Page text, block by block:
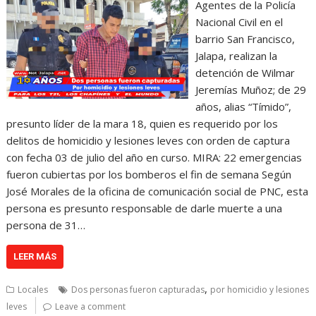
Agentes de la Policía
Nacional Civil en el
barrio San Francisco,
Jalapa, realizan la
detención de Wilmar
Jeremías Muñoz; de 29
años, alias “Tímido”,
presunto líder de la mara 18, quien es requerido por los
delitos de homicidio y lesiones leves con orden de captura
con fecha 03 de julio del año en curso. MIRA: 22 emergencias
fueron cubiertas por los bomberos el fin de semana Según
José Morales de la oficina de comunicación social de PNC, esta
persona es presunto responsable de darle muerte a una
persona de 31…
LEER MÁS
Locales Dos personas fueron capturadas, por homicidio y lesiones
leves
Leave a comment